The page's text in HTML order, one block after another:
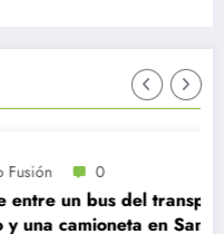
transporte
en Santiago